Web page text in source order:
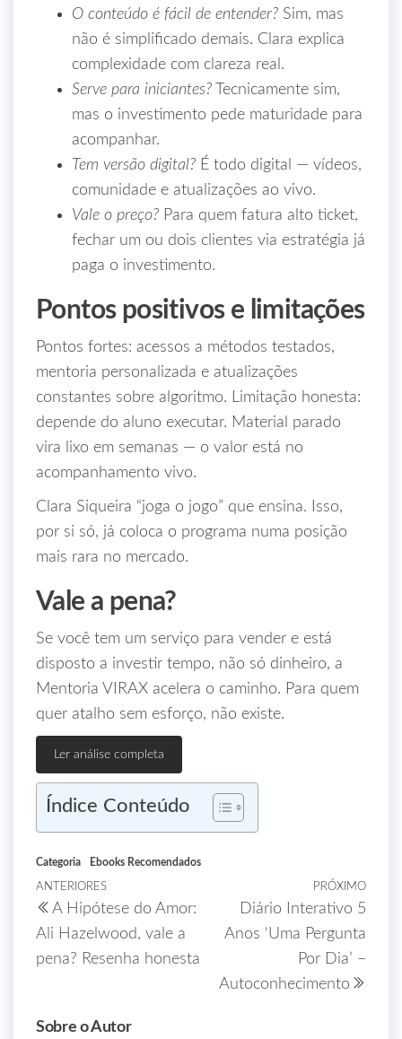
O conteúdo é fácil de entender? Sim, mas
não é simplificado demais. Clara explica
complexidade com clareza real.
Serve para iniciantes? Tecnicamente sim,
mas o investimento pede maturidade para
acompanhar.
Tem versão digital? É todo digital — vídeos,
comunidade e atualizações ao vivo.
Vale o preço? Para quem fatura alto ticket,
fechar um ou dois clientes via estratégia já
paga o investimento.
Pontos positivos e limitações
Pontos fortes: acessos a métodos testados,
mentoria personalizada e atualizações
constantes sobre algoritmo. Limitação honesta:
depende do aluno executar. Material parado
vira lixo em semanas — o valor está no
acompanhamento vivo.
Clara Siqueira “joga o jogo” que ensina. Isso,
por si só, já coloca o programa numa posição
mais rara no mercado.
Vale a pena?
Se você tem um serviço para vender e está
disposto a investir tempo, não só dinheiro, a
Mentoria VIRAX acelera o caminho. Para quem
quer atalho sem esforço, não existe.
Ler análise completa
Índice Conteúdo
Categoria Ebooks Recomendados
ANTERIORES
A Hipótese do Amor:
Ali Hazelwood, vale a
pena? Resenha honesta
PRÓXIMO
Diário Interativo 5
Anos ‘Uma Pergunta
Por Dia’ –
Autoconhecimento
Sobre o Autor